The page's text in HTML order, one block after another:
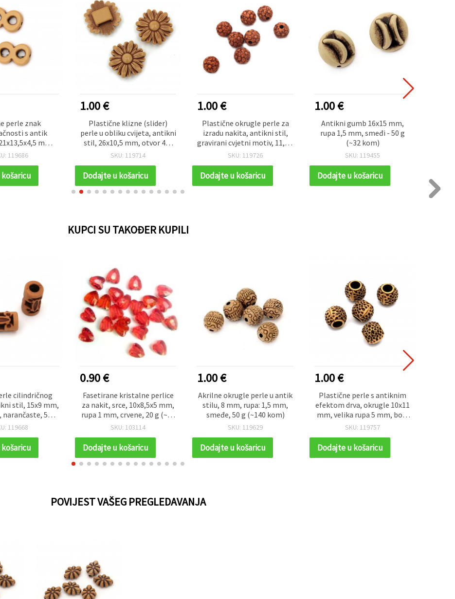
perle znak
s antik
mm,
smeđa - 50 g
119686
1.00 €
Plastične klizne (slider)
perle u obliku cvijeta, antikni
stil, 26x10,5 mm, otvor 4x9
mm, smeđe - 50 g (~26 kom)
SKU: 119714
Dodajte u košaricu
1.00 €
Plastične okrugle perle za
izradu nakita, antikni stil,
gravirani cvjetni motiv, 11,5 x
11,5 mm, rupa 3 mm, smeđe
SKU: 119726
Dodajte u košaricu
1.00 €
Antikni gumb 16x15 mm,
rupa 1,5 mm, smeđi - 50 g
(~32 kom)
SKU: 119455
Dodajte u košaricu
KUPCI SU TAKOĐER KUPILI
cilindričnog
stil, 15x9 mm,
50 g
za izradu nakita
119668
0.90 €
Fasetirane kristalne perlice
za nakit, srce, 10x8,5x5 mm,
rupa 1 mm, crvene, 20 g (~80
kom)
SKU: 103114
Dodajte u košaricu
1.00 €
Akrilne okrugle perle u antik
stilu, 8 mm, rupa: 1,5 mm,
smeđe, 50 g (~140 kom)
SKU: 119629
Dodajte u košaricu
1.00 €
Plastične perle s antiknim
efektom drva, okrugle 10x11
mm, velika rupa 5 mm, boja
drveta (smeđa), 50 g (~83
nakita, narukvica, ogrlica i
dekoraciju
SKU: 119757
Dodajte u košaricu
POVIJEST VAŠEG PREGLEDAVANJA